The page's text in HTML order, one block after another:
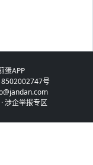
蛋APP
号
·涉企举报专区